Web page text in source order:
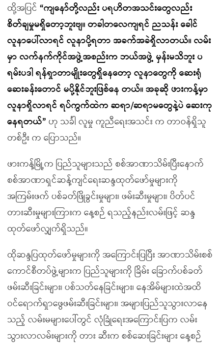
ထို့အပြင် “ကျနော်တို့လည်း ပရဟိတအသင်းတွေလည်း
စိတ်ချမှုမရှိတော့ဘူးဗျ။ တခါတလေကျရင် ညသန်း ခေါင်
လူနာပေါ်လာရင် လူနာပို့ရတာ အခက်အခဲရှိလာတယ်။ လမ်း
မှာ လက်နက်ကိုင်အဖွဲ့အစည်းက ဘယ်အဖွဲ့ မှန်းမသိဘူး ပ
ရမ်းပဒါ ရန်ရှာတာမျိုးတွေရှိနေတော့ လူနာတွေကို ဆေးရုံ
ဆေးခန်းတောင် မပို့နိုင်ဘူးဖြစ်နေ တယ်။ အခုဆို ဖားကန့်မှာ
လူနာရှိလာရင် ရပ်ကွက်ထဲက ဆရာ/ဆရာမတွေနဲ့ပဲ ဆေးကု
နေရတယ်” ဟု သင်္ခါ လူမှု ကူညီရေးအသင်း က တာဝန်ရှိသူ
တစ်ဦး က ပြောသည်။
ဖားကန့်မြို့က ပြည်သူများသည် စစ်အာဏာသိမ်းပြီးနောက်
စစ်အာဏာရှင်ဆန့်ကျင်ရေးဆန္ဒထုတ်ဖော်မှုများကို
အကြမ်းဖက် ပစ်ခတ်ဖြိုခွင်းမှုများ၊ ဖမ်းဆီးမှုများ၊ ပိတ်ပင်
တားဆီးမှုများကြားက နေ့စဉ် ရသည့်နည်းလမ်းဖြင့် ဆန္ဒ
ထုတ်ဖော်လျှက်ရှိသည်။
ထိုဆန္ဒပြထုတ်ဖော်မှုများကို အကြောင်းပြပြီး အာဏာသိမ်းစစ်
ကောင်စီတပ်ဖွဲ့များက ပြည်သူများကို ခြိမ်း ခြောက်ပစ်ခတ်
ဖမ်းဆီးခြင်းများ၊ ပစ်သတ်နေခြင်းများ၊ နေအိမ်များထဲအထိ
ဝင်ရောက်ရှာဖွေဖမ်းဆီးခြင်းများ၊ အများပြည်သူသွားလာနေ
သည့် လမ်းမများပေါ်တွင် လုံခြုံရေးအကြောင်းပြက လမ်း
သွားလာလမ်းများကို တား ဆီးက စစ်ဆေးခြင်းများ နေ့စဉ်